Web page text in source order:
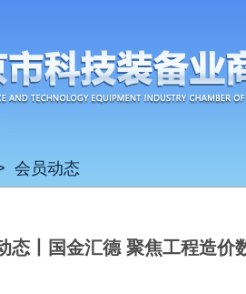
会员动态
态丨国金汇德 聚焦工程造价